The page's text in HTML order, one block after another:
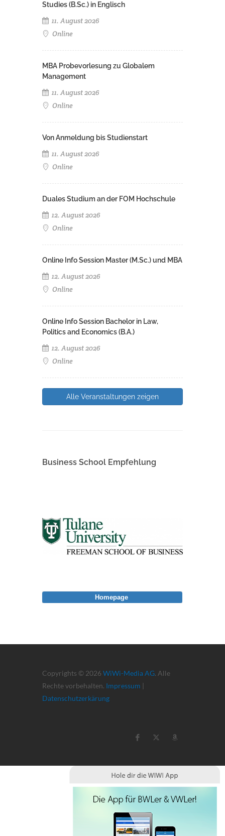
Studies (B.Sc.) in Englisch
11. August 2026
Online
MBA Probevorlesung zu Globalem
Management
11. August 2026
Online
Von Anmeldung bis Studienstart
11. August 2026
Online
Duales Studium an der FOM Hochschule
12. August 2026
Online
Online Info Session Master (M.Sc.) und MBA
12. August 2026
Online
Online Info Session Bachelor in Law,
Politics and Economics (B.A.)
12. August 2026
Online
Alle Veranstaltungen zeigen
Business School Empfehlung
Copyrights © 2026 WiWi-Media AG. Alle
Rechte vorbehalten. Impressum |
Datenschutzerkärung
Homepage